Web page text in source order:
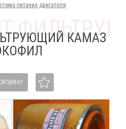
питания двигателя
КАМАЗ